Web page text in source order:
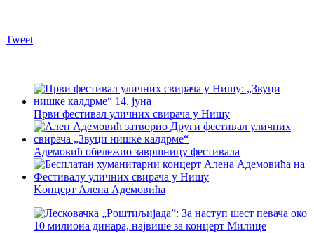
Tweet
Први фестивал уличних свирача у Нишу
Адемовић обележио завршницу фестивала
Kонцерт Алена Адемовића